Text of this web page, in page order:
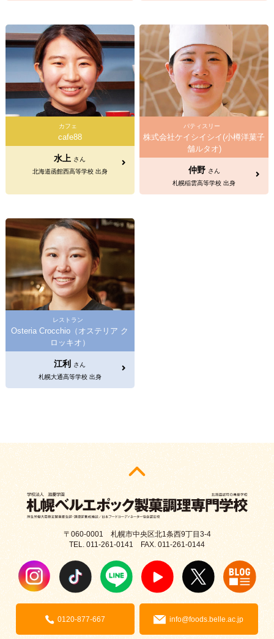
カフェ
cafe88
水上 さん
北海道函館西高等学校 出身
パティスリー
株式会社ケイシイシイ(小樽洋菓子
舗ルタオ)
仲野 さん
札幌稲雲高等学校 出身
レストラン
Osteria Crocchio（オステリア ク
ロッキオ）
江利
さん
札幌大通高等学校 出身
〒060-0001 札幌市中央区北1条西9丁目3-4
TEL. 011-261-0141 FAX. 011-261-0144
0120-877-667 info@foods.belle.ac.jp